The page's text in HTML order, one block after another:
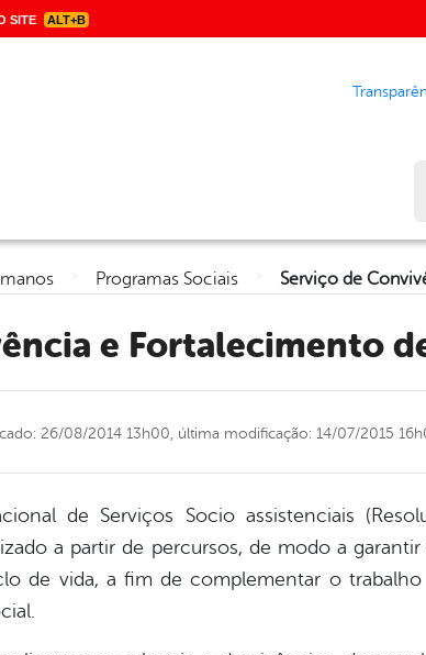
SITE ALT+B
Programas Sociais
e Fortalecimento
26/08/2014 13h00, última modificação: 14/07/2015
de Serviços Socio assistenciais
a partir de percursos, de modo a garantir
de vida, a fim de complementar o